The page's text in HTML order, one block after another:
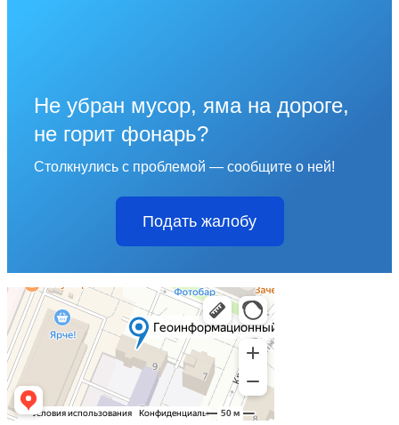
Не убран мусор, яма на дороге,
не горит фонарь?
Столкнулись с проблемой — сообщите о ней!
Подать жалобу